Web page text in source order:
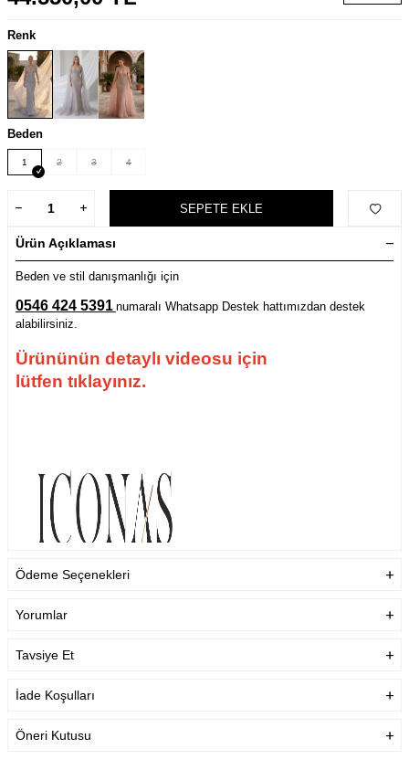
Renk
Beden
1 2 3 4
SEPETE EKLE
Ürün Açıklaması
Beden ve stil danışmanlığı için
0546 424 5391 numaralı Whatsapp Destek hattımızdan destek
alabilirsiniz.
Ürününün detaylı videosu için
lütfen tıklayınız.
Ödeme Seçenekleri
Yorumlar
Tavsiye Et
İade Koşulları
Öneri Kutusu